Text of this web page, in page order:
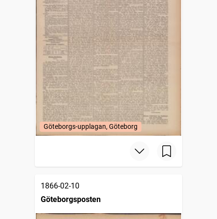
Göteborgs-upplagan, Göteborg
1866-02-10
Göteborgsposten